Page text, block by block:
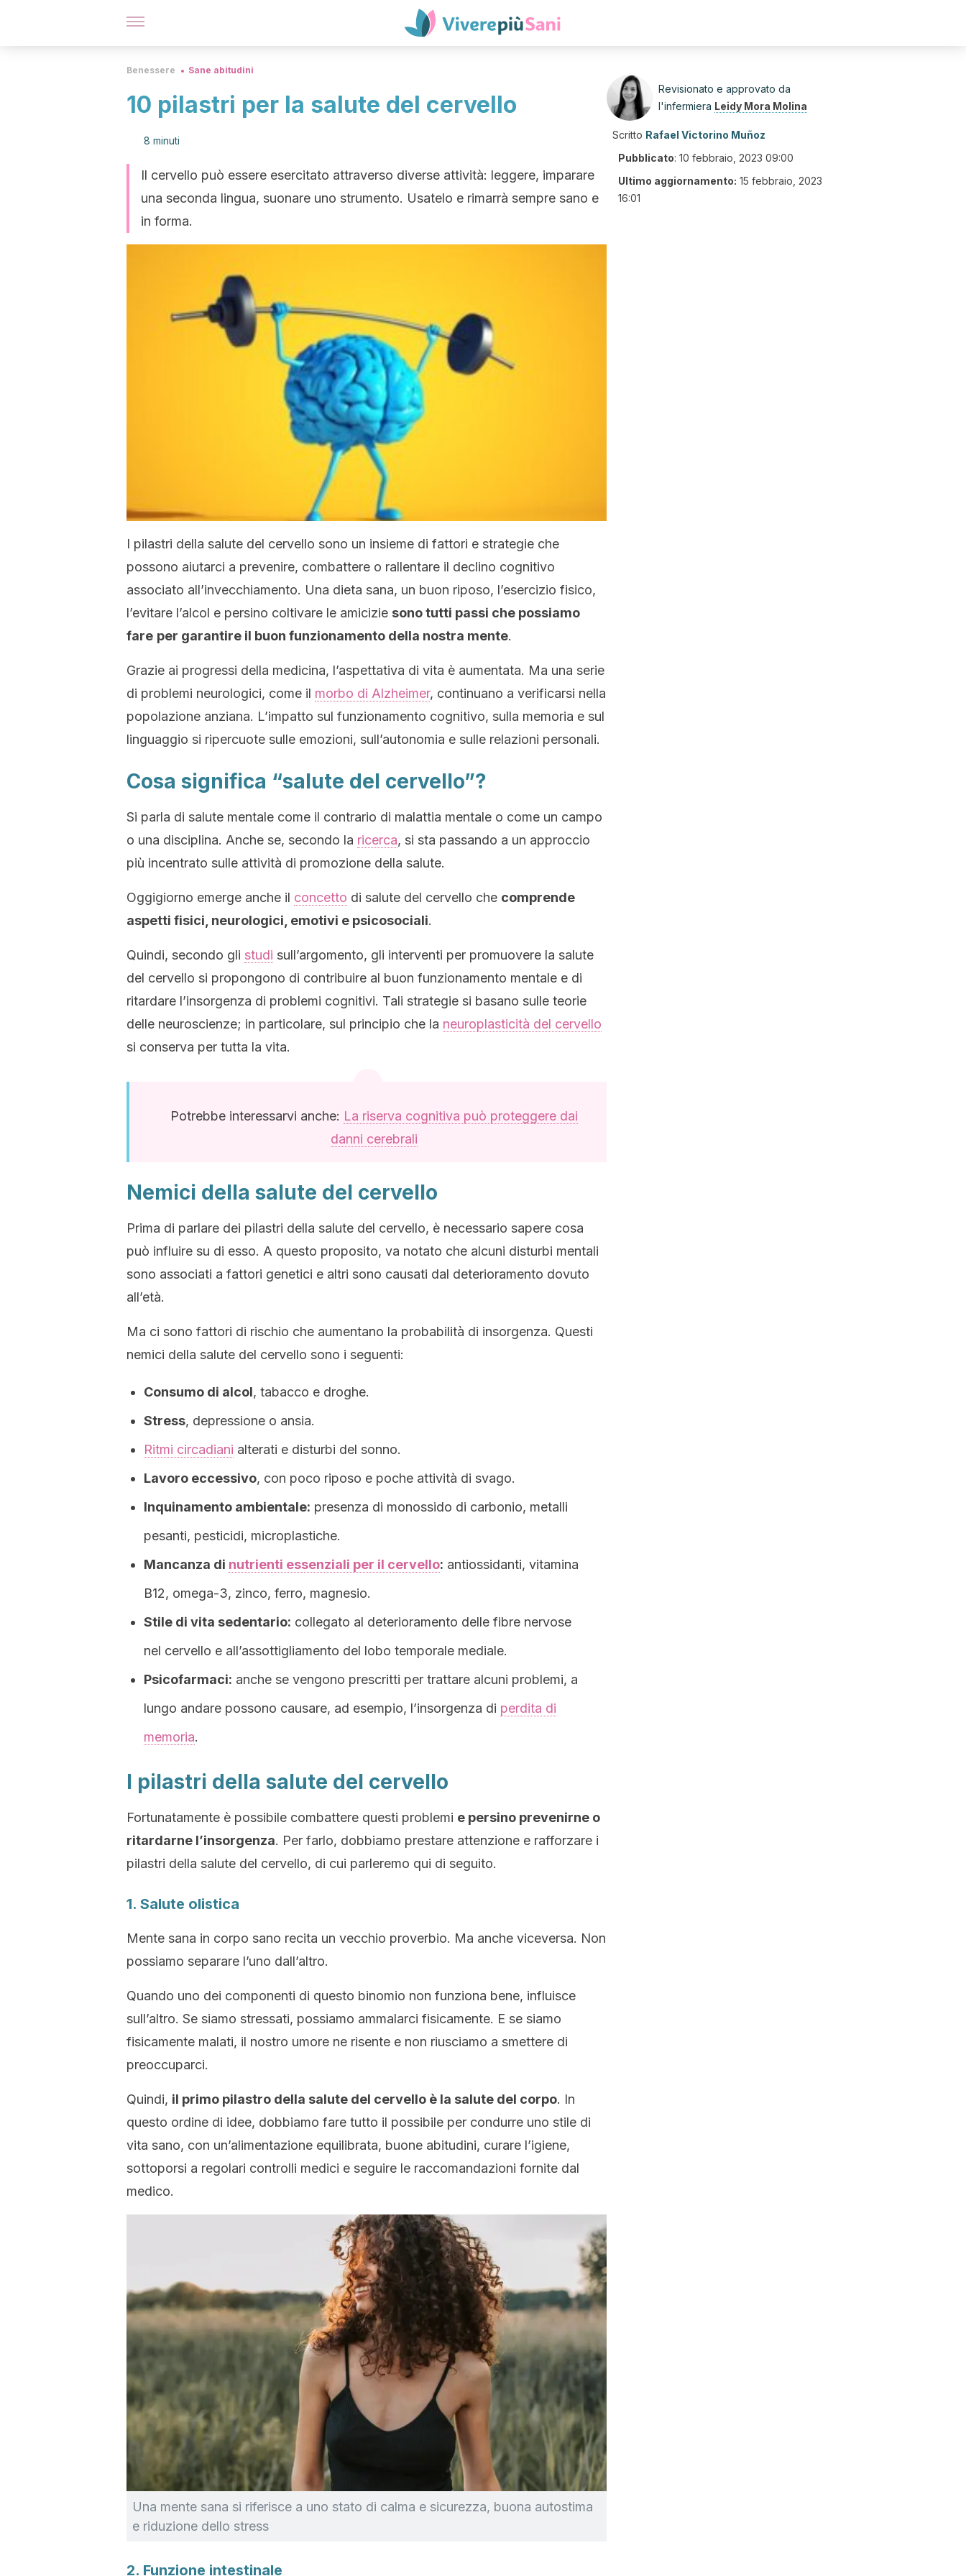
Benessere Sane abitudini
10 pilastri per la salute del cervello
8 minuti
Il cervello può essere esercitato attraverso diverse attività: leggere, imparare
una seconda lingua, suonare uno strumento. Usatelo e rimarrà sempre sano e
in forma.
I pilastri della salute del cervello sono un insieme di fattori e strategie che
possono aiutarci a prevenire, combattere o rallentare il declino cognitivo
associato all’invecchiamento. Una dieta sana, un buon riposo, l’esercizio fisico,
l’evitare l’alcol e persino coltivare le amicizie sono tutti passi che possiamo
fare per garantire il buon funzionamento della nostra mente.
Grazie ai progressi della medicina, l’aspettativa di vita è aumentata. Ma una serie
di problemi neurologici, come il morbo di Alzheimer, continuano a verificarsi nella
popolazione anziana. L’impatto sul funzionamento cognitivo, sulla memoria e sul
linguaggio si ripercuote sulle emozioni, sull’autonomia e sulle relazioni personali.
Cosa significa “salute del cervello”?
Si parla di salute mentale come il contrario di malattia mentale o come un campo
o una disciplina. Anche se, secondo la ricerca, si sta passando a un approccio
più incentrato sulle attività di promozione della salute.
Oggigiorno emerge anche il concetto di salute del cervello che comprende
aspetti fisici, neurologici, emotivi e psicosociali.
Quindi, secondo gli studi sull’argomento, gli interventi per promuovere la salute
del cervello si propongono di contribuire al buon funzionamento mentale e di
ritardare l’insorgenza di problemi cognitivi. Tali strategie si basano sulle teorie
delle neuroscienze; in particolare, sul principio che la neuroplasticità del cervello
si conserva per tutta la vita.
Potrebbe interessarvi anche: La riserva cognitiva può proteggere dai
danni cerebrali
Nemici della salute del cervello
Prima di parlare dei pilastri della salute del cervello, è necessario sapere cosa
può influire su di esso. A questo proposito, va notato che alcuni disturbi mentali
sono associati a fattori genetici e altri sono causati dal deterioramento dovuto
all’età.
Ma ci sono fattori di rischio che aumentano la probabilità di insorgenza. Questi
nemici della salute del cervello sono i seguenti:
Consumo di alcol, tabacco e droghe.
Stress, depressione o ansia.
Ritmi circadiani alterati e disturbi del sonno.
Lavoro eccessivo, con poco riposo e poche attività di svago.
Inquinamento ambientale: presenza di monossido di carbonio, metalli
pesanti, pesticidi, microplastiche.
Mancanza di nutrienti essenziali per il cervello: antiossidanti, vitamina
B12, omega-3, zinco, ferro, magnesio.
Stile di vita sedentario: collegato al deterioramento delle fibre nervose
nel cervello e all’assottigliamento del lobo temporale mediale.
Psicofarmaci: anche se vengono prescritti per trattare alcuni problemi, a
lungo andare possono causare, ad esempio, l’insorgenza di perdita di
memoria.
I pilastri della salute del cervello
Fortunatamente è possibile combattere questi problemi e persino prevenirne o
ritardarne l’insorgenza. Per farlo, dobbiamo prestare attenzione e rafforzare i
pilastri della salute del cervello, di cui parleremo qui di seguito.
1. Salute olistica
Mente sana in corpo sano recita un vecchio proverbio. Ma anche viceversa. Non
possiamo separare l’uno dall’altro.
Quando uno dei componenti di questo binomio non funziona bene, influisce
sull’altro. Se siamo stressati, possiamo ammalarci fisicamente. E se siamo
fisicamente malati, il nostro umore ne risente e non riusciamo a smettere di
preoccuparci.
Quindi, il primo pilastro della salute del cervello è la salute del corpo. In
questo ordine di idee, dobbiamo fare tutto il possibile per condurre uno stile di
vita sano, con un’alimentazione equilibrata, buone abitudini, curare l’igiene,
sottoporsi a regolari controlli medici e seguire le raccomandazioni fornite dal
medico.
Una mente sana si riferisce a uno stato di calma e sicurezza, buona autostima
e riduzione dello stress
2. Funzione intestinale
Revisionato e approvato da
l'infermiera Leidy Mora Molina
Scritto Rafael Victorino Muñoz
Pubblicato: 10 febbraio, 2023 09:00
Ultimo aggiornamento: 15 febbraio, 2023
16:01